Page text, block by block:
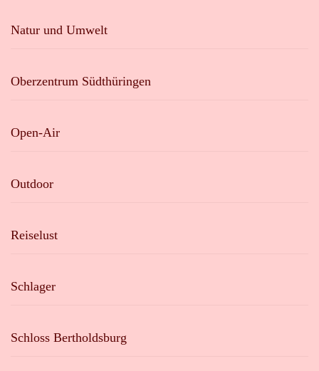
Natur und Umwelt
Oberzentrum Südthüringen
Open-Air
Outdoor
Reiselust
Schlager
Schloss Bertholdsburg